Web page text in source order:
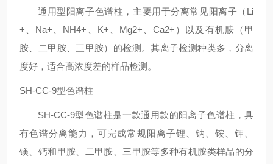
通用型阳离子色谱柱，主要用于分离常见阳离子（Li
+、Na+、NH4+、K+、Mg2+、Ca2+）以及有机胺（甲
胺、二甲胺、三甲胺）的检测。其离子检测种类多，分离
度好，适合高浓度差的样品检测。
SH-CC-9型色谱柱
SH-CC-9型色谱柱是一款通用款的阳离子色谱柱，具
有色谱分离能力，可完成常规阳离子锂、钠、铵、钾、
镁、钙和甲胺、二甲胺、三甲胺等多种有机胺类样品的分